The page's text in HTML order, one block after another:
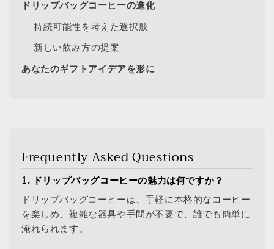
ドリップバッグコーヒーの進化
持続可能性を考えた選択肢
新しい飲み方の提案
あなたのギフトアイデアを形に
Frequently Asked Questions
1. ドリップバッグコーヒーの魅力は何ですか？
ドリップバッグコーヒーは、手軽に本格的なコーヒー
を楽しめ、複雑な器具や手間が不要で、誰でも簡単に
淹れられます。